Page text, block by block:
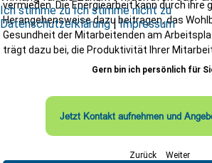
vermieden. Die Energiearbeit kann durch ihre
Herangehensweise dazu beitragen, das
Gesundheit der Mitarbeitenden am
trägt dazu bei, die Produktivität Ihrer
Gern bin ich persönlich für
Jetzt Kontakt aufnehmen und
Zurück Weiter
Ich stimme zu Ich stimme nicht zu
Datenschutzerklärung|Impressum